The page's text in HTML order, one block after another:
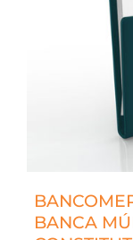
BANCA